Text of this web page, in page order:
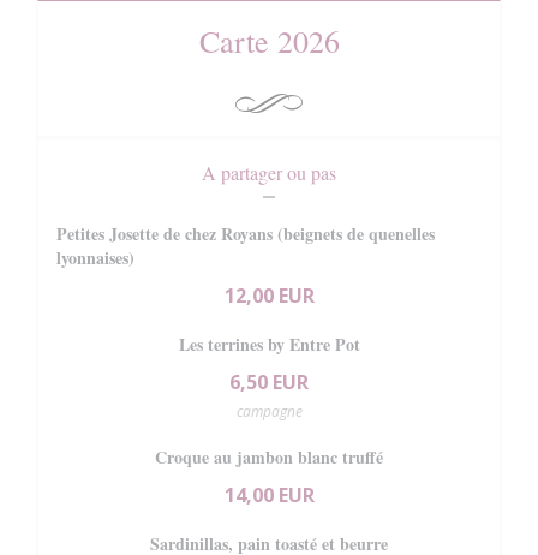
Carte 2026
A partager ou pas
Petites Josette de chez Royans (beignets de quenelles
lyonnaises)
12,00 EUR
Les terrines by Entre Pot
6,50 EUR
campagne
Croque au jambon blanc truffé
14,00 EUR
Sardinillas, pain toasté et beurre